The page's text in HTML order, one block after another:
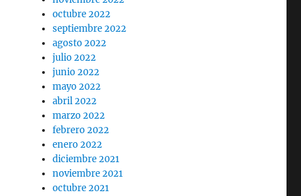
octubre 2022
septiembre 2022
agosto 2022
julio 2022
junio 2022
mayo 2022
abril 2022
marzo 2022
febrero 2022
enero 2022
diciembre 2021
noviembre 2021
octubre 2021